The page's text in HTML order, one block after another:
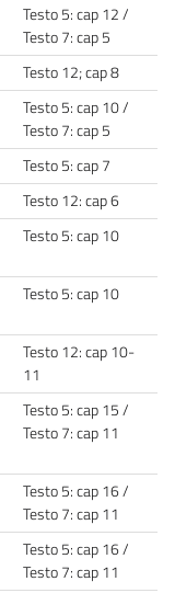
Testo 5: cap 12 /
Testo 7: cap 5
Testo 12; cap 8
Testo 5: cap 10 /
Testo 7: cap 5
Testo 5: cap 7
Testo 12: cap 6
Testo 5: cap 10
Testo 5: cap 10
Testo 12: cap 10-
11
Testo 5: cap 15 /
Testo 7: cap 11
Testo 5: cap 16 /
Testo 7: cap 11
Testo 5: cap 16 /
Testo 7: cap 11